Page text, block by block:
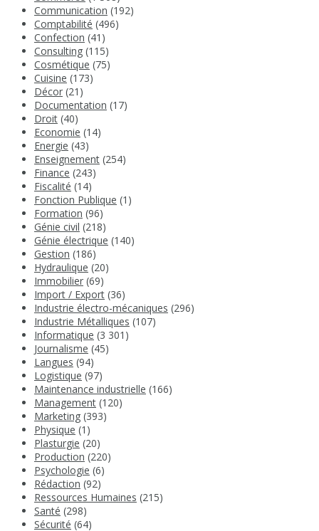
Communication (192)
Comptabilité (496)
Confection (41)
Consulting (115)
Cosmétique (75)
Cuisine (173)
Décor (21)
Documentation (17)
Droit (40)
Economie (14)
Energie (43)
Enseignement (254)
Finance (243)
Fiscalité (14)
Fonction Publique (1)
Formation (96)
Génie civil (218)
Génie électrique (140)
Gestion (186)
Hydraulique (20)
Immobilier (69)
Import / Export (36)
Industrie électro-mécaniques (296)
Industrie Métalliques (107)
Informatique (3 301)
Journalisme (45)
Langues (94)
Logistique (97)
Maintenance industrielle (166)
Management (120)
Marketing (393)
Physique (1)
Plasturgie (20)
Production (220)
Psychologie (6)
Rédaction (92)
Ressources Humaines (215)
Santé (298)
Sécurité (64)